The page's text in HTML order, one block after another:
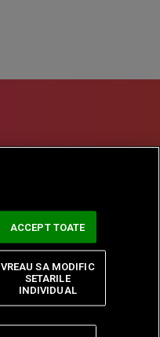
ACCEPT TOATE
VREAU SA MODIFIC
SETARILE
INDIVIDUAL